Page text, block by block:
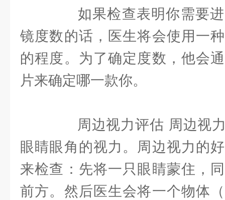
如果检查表明你需要进
镜度数的话，医生将会使用一
的程度。为了确定度数，他会
片来确定哪一款你。
周边视力评估 周边视力
眼睛眼角的视力。周边视力的
来检查：先将一只眼睛蒙住，
前方。然后医生会将一个物体